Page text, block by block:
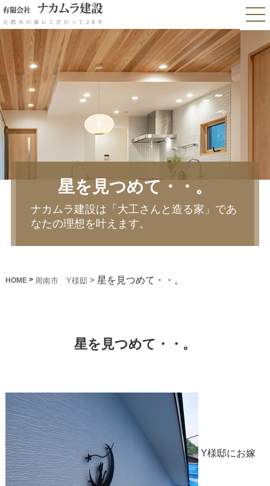
星を見つめて・・。
ナカムラ建設は「大工さんと造る家」であ
なたの理想を叶えます。
HOME> 周南市 Y様邸 > 星を見つめて・・。
星を見つめて・・。
Y様邸にお嫁